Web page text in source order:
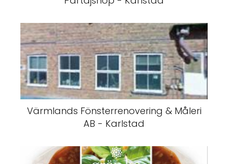
Värmlands Fönsterrenovering & Måleri
AB - Karlstad